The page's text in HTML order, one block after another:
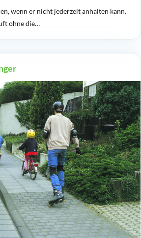
wenn er nicht jederzeit anhalten kann.
ohne die…